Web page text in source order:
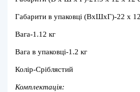
Габарити в упаковці (ВхШхГ)-22 х
Вага-1.12 кг
Вага в упаковці-1.2 кг
Колір-Сріблястий
Комплектація: